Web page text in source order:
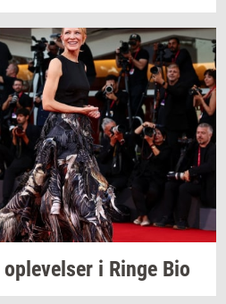
op­le­vel­ser i Ringe Bio